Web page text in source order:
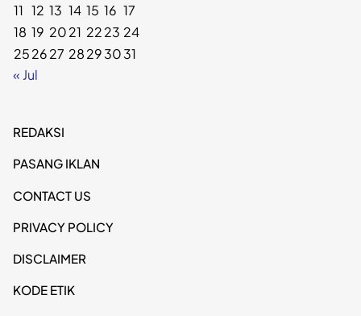
11 12 13 14 15 16 17
18 19 2021 2223 24
252627 28293031
« Jul
REDAKSI
PASANG IKLAN
CONTACT US
PRIVACY POLICY
DISCLAIMER
KODE ETIK